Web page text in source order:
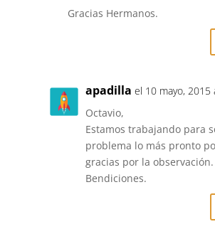
Gracias Hermanos.
apadilla el 10 mayo, 2015
Octavio,
Estamos trabajando para
problema lo más pronto
gracias por la observación.
Bendiciones.